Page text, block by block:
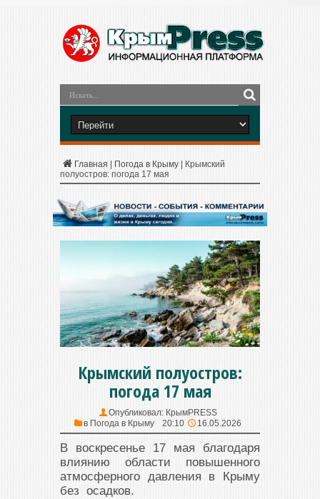
Главная Погода в Крыму
Крымский
полуостров: погода 17 мая
Крымский полуостров:
погода 17 мая
Опубликовал: КрымPRESS
в Погода в Крыму 20:10 16.05.2026
В воскресенье 17 мая благодаря
влиянию области повышенного
атмосферного давления в Крыму
без осадков.